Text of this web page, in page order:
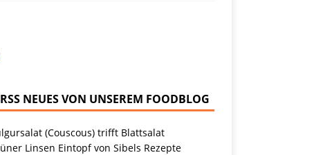
NEUES VON UNSEREM FOODBLOG
(Couscous) trifft Blattsalat
Linsen Eintopf von Sibels Rezepte